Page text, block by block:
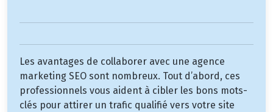
Les avantages de collaborer avec une agence
marketing SEO sont nombreux. Tout d’abord, ces
professionnels vous aident à cibler les bons mots-
clés pour attirer un trafic qualifié vers votre site